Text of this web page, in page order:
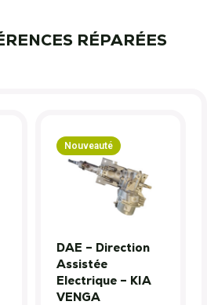
RÉPARÉES
Nouveauté
DAE – Direction
Assistée
Electrique – KIA
VENGA